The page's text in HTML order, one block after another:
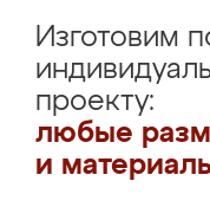
Изготовим
проекту:
любые
и